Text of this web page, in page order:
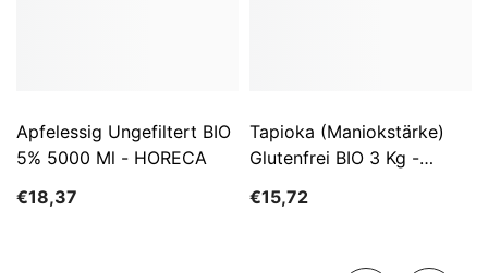
Apfelessig Ungefiltert BIO
5% 5000 Ml - HORECA
€18,37
Tapioka (Maniokstärke)
Glutenfrei BIO 3 Kg -
€15,72